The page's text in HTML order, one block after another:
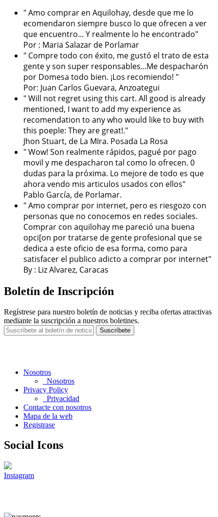
" Amo comprar en Aquilohay, desde que me lo
ecomendaron siempre busco lo que ofrecen a ver
que encuentro... Y realmente lo he encontrado"
Por : Maria Salazar de Porlamar
" Compre todo con éxito, me gustó el trato de esta
gente y son super responsables...Me despacharón
por Domesa todo bien. ¡Los recomiendo! "
Por: Juan Carlos Guevara, Anzoategui
" Will not regret using this cart. All good is already
mentioned, I want to add my experience as
recomendation to any who would like to buy with
this poeple: They are great!."
Jhon Stuart, de La MIra. Posada La Rosa
" Wow! Son realmente rápidos, pagué por pago
movil y me despacharon tal como lo ofrecen. 0
dudas para la próxima. Lo mejore de todo es que
ahora vendo mis articulos usados con ellos"
Pablo García, de Porlamar.
" Amo comprar por internet, pero es riesgozo con
personas que no conocemos en redes sociales.
Comprar con aquilohay me pareció una buena
opci[on por tratarse de gente profesional que se
dedica a este oficio de esa forma, como para
satisfacer el publico adicto a comprar por internet"
By : Liz Alvarez, Caracas
Boletín de Inscripción
Regístrese para nuestro boletín de noticias y reciba ofertas atractivas
mediante la suscripción a nuestros boletines.
Suscríbete
Nosotros
Nosotros
Privacy Policy
Privacidad
Contacte con nosotros
Mapa de la web
Registrase
Social Icons
Instagram